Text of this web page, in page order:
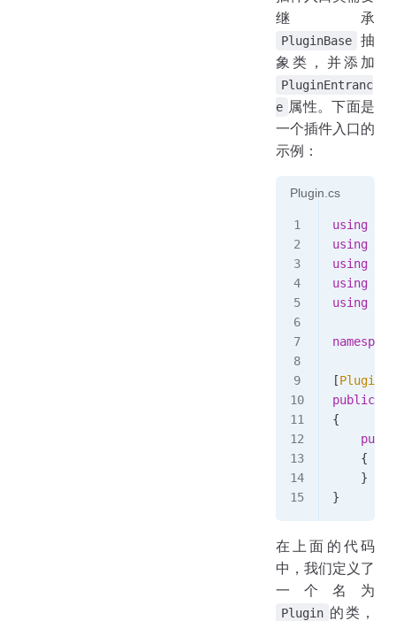
继承
PluginBase
抽
象类，并添加
PluginEntranc
e 属性。下面是
一个插件入口的
示例：
Plugin.cs
using
using
using
using
using
namespace
[
public
{
    {
    }
}
在上面的代码
中，我们定义了
一个名为
Plugin 的类，